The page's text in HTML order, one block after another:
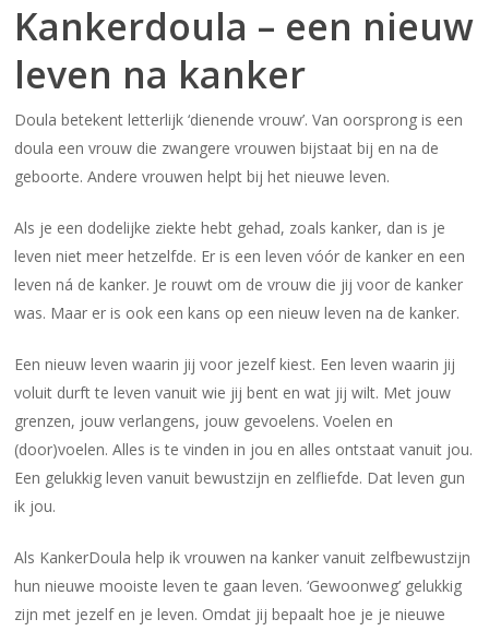
Kankerdoula – een nieuw
leven na kanker
Doula betekent letterlijk ‘dienende vrouw’. Van oorsprong is een
doula een vrouw die zwangere vrouwen bijstaat bij en na de
geboorte. Andere vrouwen helpt bij het nieuwe leven.
Als je een dodelijke ziekte hebt gehad, zoals kanker, dan is je
leven niet meer hetzelfde. Er is een leven vóór de kanker en een
leven ná de kanker. Je rouwt om de vrouw die jij voor de kanker
was. Maar er is ook een kans op een nieuw leven na de kanker.
Een nieuw leven waarin jij voor jezelf kiest. Een leven waarin jij
voluit durft te leven vanuit wie jij bent en wat jij wilt. Met jouw
grenzen, jouw verlangens, jouw gevoelens. Voelen en
(door)voelen. Alles is te vinden in jou en alles ontstaat vanuit jou.
Een gelukkig leven vanuit bewustzijn en zelfliefde. Dat leven gun
ik jou.
Als KankerDoula help ik vrouwen na kanker vanuit zelfbewustzijn
hun nieuwe mooiste leven te gaan leven. ‘Gewoonweg’ gelukkig
zijn met jezelf en je leven. Omdat jij bepaalt hoe je je nieuwe